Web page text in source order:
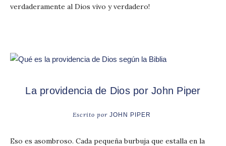
verdaderamente al Dios vivo y verdadero!
La providencia de Dios por John Piper
Escrito por JOHN PIPER
Eso es asombroso. Cada pequeña burbuja que estalla en la